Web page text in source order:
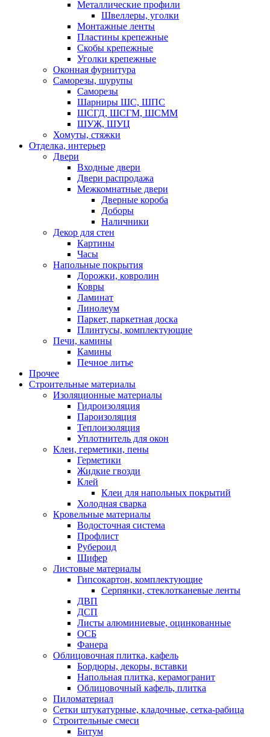
Металлические профили
Швеллеры, уголки
Монтажные ленты
Пластины крепежные
Скобы крепежные
Уголки крепежные
Оконная фурнитура
Саморезы, шурупы
Саморезы
Шарниры ШС, ШПС
ШСГД, ШСГМ, ШСММ
ШУЖ, ШУЦ
Хомуты, стяжки
Отделка, интерьер
Двери
Входные двери
Двери распродажа
Межкомнатные двери
Дверные короба
Доборы
Наличники
Декор для стен
Картины
Часы
Напольные покрытия
Дорожки, ковролин
Ковры
Ламинат
Линолеум
Паркет, паркетная доска
Плинтусы, комплектующие
Печи, камины
Камины
Печное литье
Прочее
Строительные материалы
Изоляционные материалы
Гидроизоляция
Пароизоляция
Теплоизоляция
Уплотнитель для окон
Клеи, герметики, пены
Герметики
Жидкие гвозди
Клей
Клеи для напольных покрытий
Холодная сварка
Кровельные материалы
Водосточная система
Профлист
Рубероид
Шифер
Листовые материалы
Гипсокартон, комплектующие
Серпянки, стеклотканевые ленты
ДВП
ДСП
Листы алюминиевые, оцинкованные
ОСБ
Фанера
Облицовочная плитка, кафель
Бордюры, декоры, вставки
Напольная плитка, керамогранит
Облицовочный кафель, плитка
Пиломатериал
Сетки штукатурные, кладочные, сетка-рабица
Строительные смеси
Битум